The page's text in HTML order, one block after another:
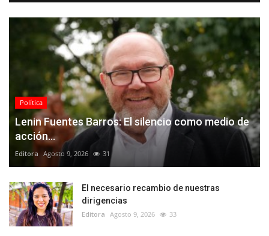
Política
Lenin Fuentes Barros: El silencio como medio de
acción...
Editora Agosto 9, 2026 31
El necesario recambio de nuestras
dirigencias
Editora Agosto 9, 2026 33